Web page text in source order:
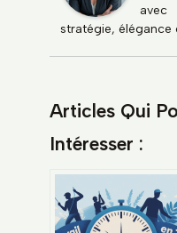
avec
stratégie, élégance
Articles Qui
Intéresser :